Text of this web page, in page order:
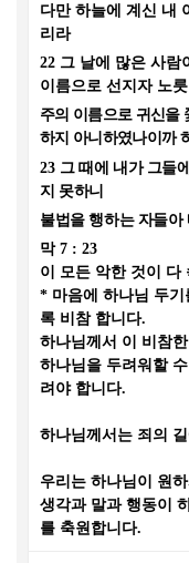
다만 하늘에 계신 내
리라
22 그 날에 많은 사람
이름으로 선지자 노릇
주의 이름으로 귀신을
하지 아니하였나이까
23 그 때에 내가 그들
지 못하니
불법을 행하는 자들아
막 7 : 23
이 모든 악한 것이 다
* 마음에 하나님 두
록 비참 합니다.
하나님께서 이 비참
하나님을 두려워할
려야 합니다.
하나님께서는 죄의
우리는 하나님이 원
생각과 말과 행동이
를 축원합니다.